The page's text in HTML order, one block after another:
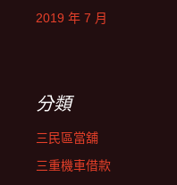
2019 年 7 月
分類
三民區當舖
三重機車借款